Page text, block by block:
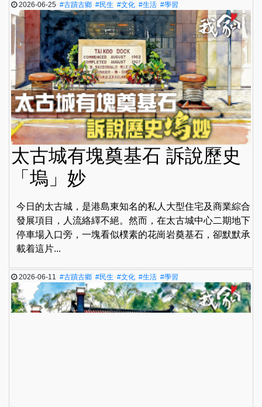
2026-06-25#古蹟古鄉 #民生 #文化 #生活 #學習
太古城有塊奠基石 訴說歷史
「塢」妙
今日的太古城，是港島東知名的私人大型住宅及商業綜合
發展項目，人流絡繹不絕。然而，在太古城中心二期地下
停車場入口旁，一塊看似樸素的花崗岩奠基石，卻默默承
載着這片...
2026-06-11#古蹟古鄉 #民生 #文化 #生活 #學習